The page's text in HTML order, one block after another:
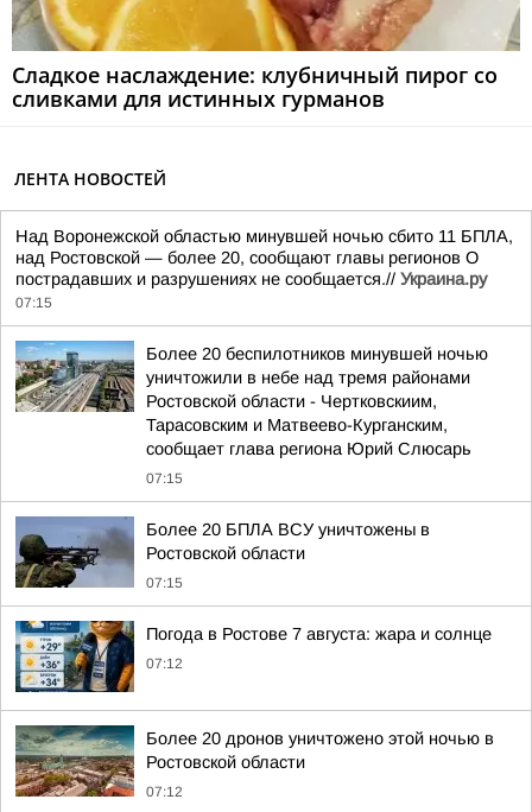
Сладкое наслаждение: клубничный пирог со
сливками для истинных гурманов
ЛЕНТА НОВОСТЕЙ
Над Воронежской областью минувшей ночью сбито 11 БПЛА,
над Ростовской — более 20, сообщают главы регионов О
пострадавших и разрушениях не сообщается.// Украина.ру
07:15
Более 20 беспилотников минувшей ночью
уничтожили в небе над тремя районами
Ростовской области - Чертковскиим,
Тарасовским и Матвеево-Курганским,
сообщает глава региона Юрий Слюсарь
07:15
Более 20 БПЛА ВСУ уничтожены в
Ростовской области
07:15
Погода в Ростове 7 августа: жара и солнце
07:12
Более 20 дронов уничтожено этой ночью в
Ростовской области
07:12